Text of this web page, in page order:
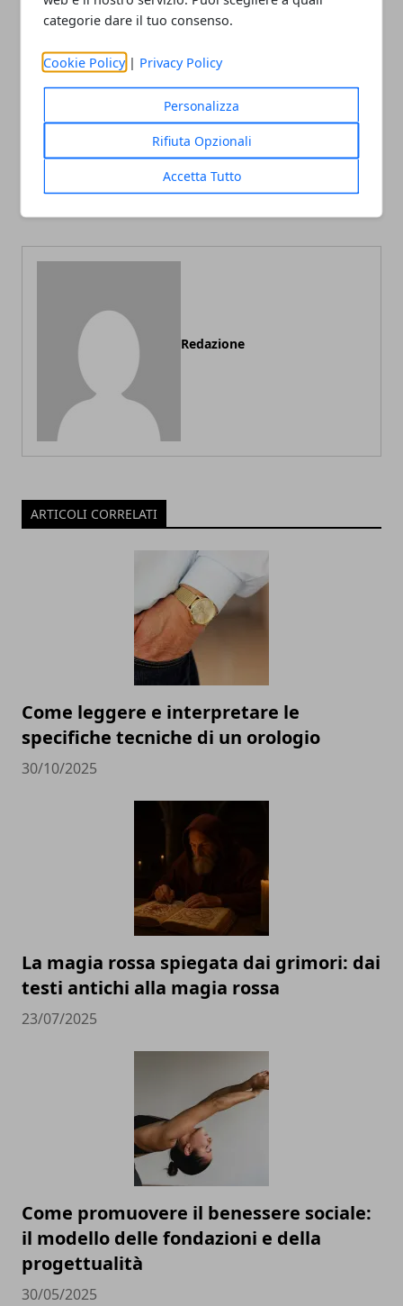
categorie dare il tuo consenso.
Cookie Policy | Privacy Policy
Personalizza
Rifiuta Opzionali
Accetta Tutto
Facebook
TwitterWhatsapp
Articolo Precedente Articolo Successivo
Redazione
ARTICOLI CORRELATI
Come leggere e interpretare le
specifiche tecniche di un orologio
30/10/2025
La magia rossa spiegata dai grimori: dai
testi antichi alla magia rossa
23/07/2025
Come promuovere il benessere sociale:
il modello delle fondazioni e della
progettualità
30/05/2025